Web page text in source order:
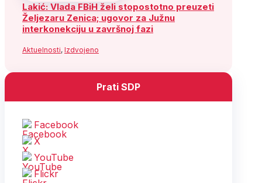
Lakić: Vlada FBiH želi stopostotno preuzeti
Željezaru Zenica; ugovor za Južnu
interkonekciju u završnoj fazi
Aktuelnosti, Izdvojeno
Prati SDP
Facebook
X
YouTube
Flickr